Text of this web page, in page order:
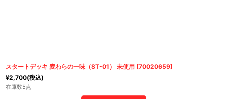
スタートデッキ 麦わらの一味（ST-01） 未使用 [70020659]
¥2,700(税込)
在庫数5点